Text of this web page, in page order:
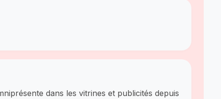
dans les vitrines et publicités depuis